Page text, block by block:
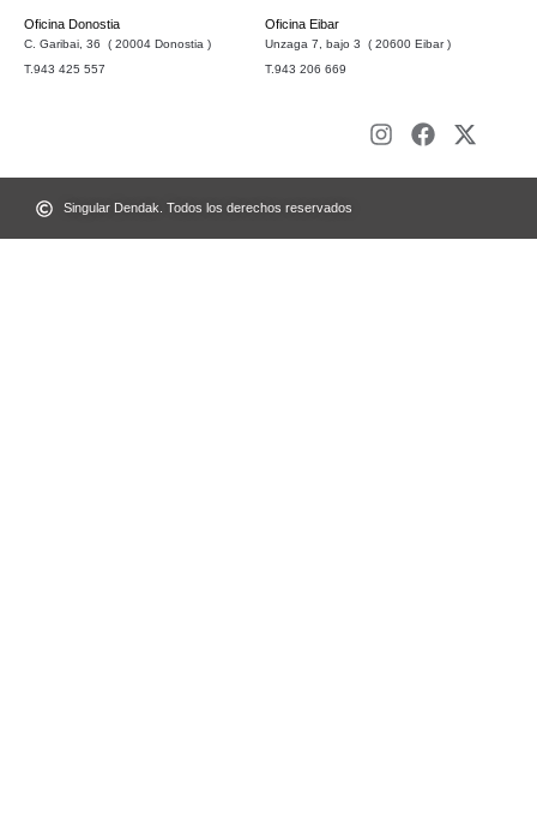
Oficina Donostia
C. Garibai, 36 ( 20004 Donostia )
T.943 425 557
Oficina Eibar
Unzaga 7, bajo 3 ( 20600 Eibar )
T.943 206 669
Singular Dendak. Todos los derechos reservados